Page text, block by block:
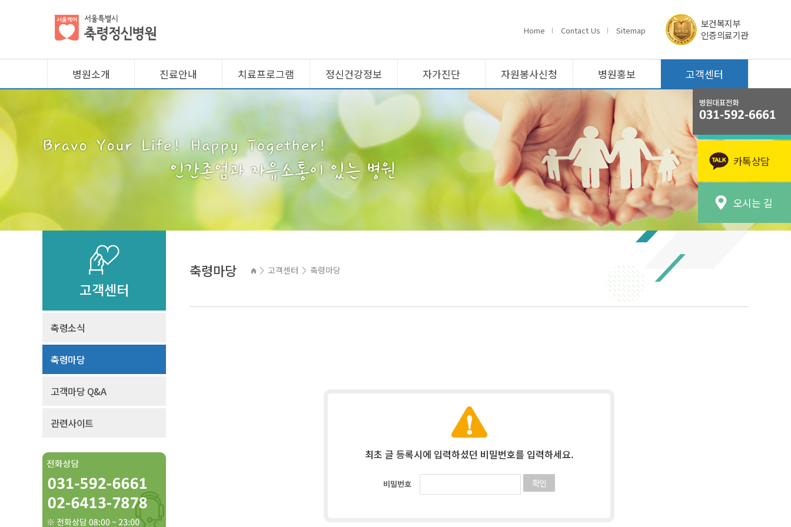
Home Contact Us Sitemap
보건복지부
인증의료기관
병원소개 진료안내 치료프로그램 정신건강정보 자가진단 자원봉사신청 병원홍보 고객센터
고객센터
축령소식
축령마당
고객마당 Q&A
관련사이트
축령마당 > 고객센터 > 축령마당
최초 글 등록시에 입력하셨던 비밀번호를 입력하세요.
비밀번호
카톡상담
오시는 길